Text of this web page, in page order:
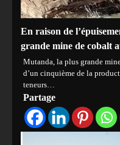
En raison de
grande mine de cobalt
Mutanda, la plus grande
d’un cinquième de la
teneurs…
Partage